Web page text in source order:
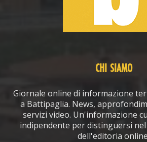
CHI SIAMO
Giornale online di informazione
a Battipaglia. News,
servizi video. Un'informazione
indipendente per distinguersi
dell'editoria